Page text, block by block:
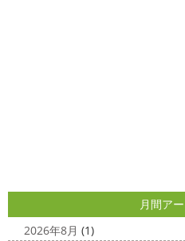
2025/04/24
美容院
＊
すぎる
コロナがまた蔓延し
さてさ
ちょっとご無沙 ...
月間ア
2026年8月 (1)